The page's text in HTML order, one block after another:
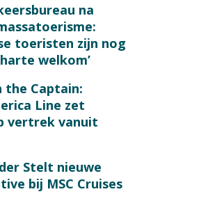
na
toeristen zijn nog
welkom’
the Captain:
Line zet
vertrek vanuit
Stelt nieuwe
bij MSC Cruises